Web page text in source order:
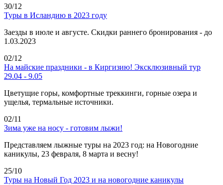
30/12
Туры в Исландию в 2023 году
Заезды в июле и августе. Скидки раннего бронирования - до
1.03.2023
02/12
На майские праздники - в Киргизию! Эксклюзивный тур
29.04 - 9.05
Цветущие горы, комфортные треккинги, горные озера и
ущелья, термальные источники.
02/11
Зима уже на носу - готовим лыжи!
Представляем лыжные туры на 2023 год: на Новогодние
каникулы, 23 февраля, 8 марта и весну!
25/10
Туры на Новый Год 2023 и на новогодние каникулы